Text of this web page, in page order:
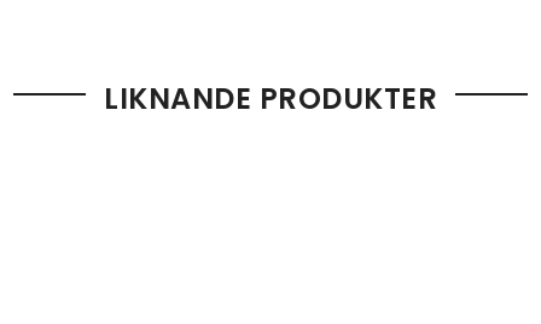
LIKNANDE PRODUKTER